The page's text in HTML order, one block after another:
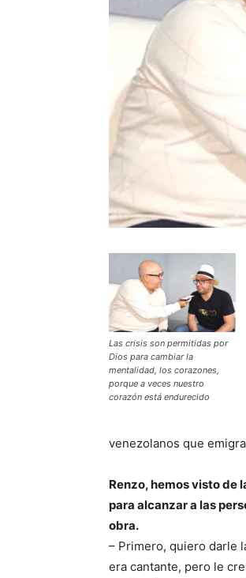
Las crisis son permitidas por
Dios para cambiar la
mentalidad, los corazones,
porque a veces nuestro
corazón está endurecido
venezolanos que
Renzo, hemos visto de
para alcanzar a las
obra.
– Primero, quiero darle
era cantante, pero le